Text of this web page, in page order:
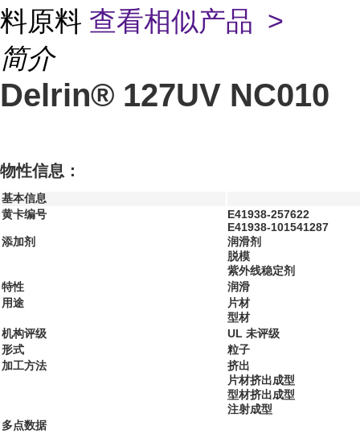
料原料 查看相似产品 >
简介
Delrin® 127UV NC010
物性信息：
基本信息
黄卡编号
E41938-257622
E41938-101541287
添加剂
润滑剂
脱模
紫外线稳定剂
特性
润滑
用途
片材
型材
机构评级
UL 未评级
形式
粒子
加工方法
挤出
片材挤出成型
型材挤出成型
注射成型
多点数据